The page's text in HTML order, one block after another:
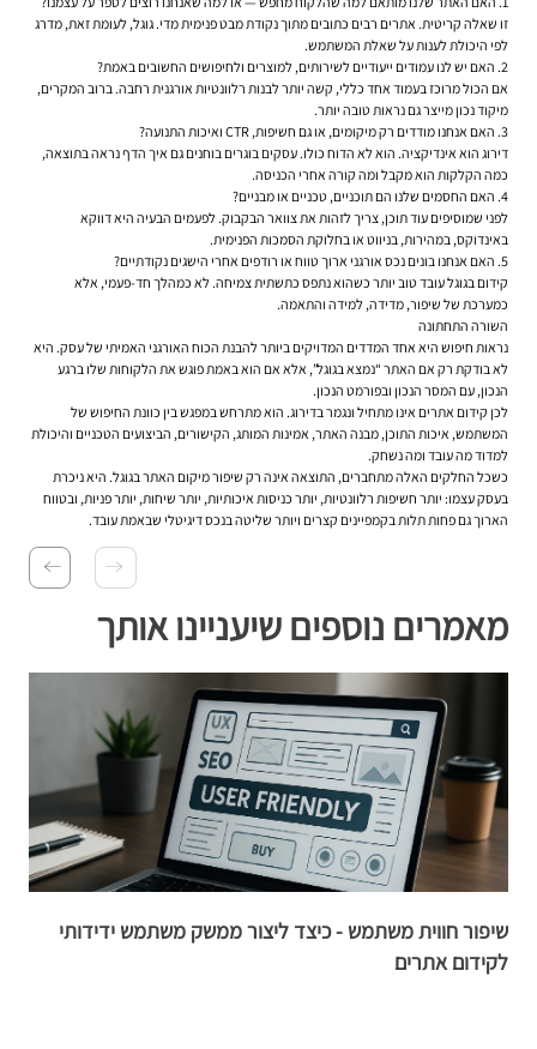
זו שאלה קריטית. אתרים רבים כתובים מתוך נקודת מבט פנימית מדי. גוגל, לעומת זאת, מדרג
לפי היכולת לענות על שאלת המשתמש.
2. האם יש לנו עמודים ייעודיים לשירותים, למוצרים ולחיפושים החשובים באמת?
אם הכול מרוכז בעמוד אחד כללי, קשה יותר לבנות רלוונטיות אורגנית רחבה. ברוב המקרים,
מיקוד נכון מייצר גם נראות טובה יותר.
3. האם אנחנו מודדים רק מיקומים, או גם חשיפות, CTR ואיכות התנועה?
דירוג הוא אינדיקציה. הוא לא הדוח כולו. עסקים בוגרים בוחנים גם איך הדף נראה בתוצאה,
כמה הקלקות הוא מקבל ומה קורה אחרי הכניסה.
4. האם החסמים שלנו הם תוכניים, טכניים או מבניים?
לפני שמוסיפים עוד תוכן, צריך לזהות את צוואר הבקבוק. לפעמים הבעיה היא דווקא
באינדוקס, במהירות, בניווט או בחלוקת הסמכות הפנימית.
5. האם אנחנו בונים נכס אורגני ארוך טווח או רודפים אחרי הישגים נקודתיים?
קידום בגוגל עובד טוב יותר כשהוא נתפס כתשתית צמיחה. לא כמהלך חד-פעמי, אלא
כמערכת של שיפור, מדידה, למידה והתאמה.
השורה התחתונה
נראות חיפוש היא אחד המדדים המדויקים ביותר להבנת הכוח האורגני האמיתי של עסק. היא
לא בודקת רק אם האתר “נמצא בגוגל”, אלא אם הוא באמת פוגש את הלקוחות שלו ברגע
הנכון, עם המסר הנכון ובפורמט הנכון.
לכן קידום אתרים אינו מתחיל ונגמר בדירוג. הוא מתרחש במפגש בין כוונת החיפוש של
המשתמש, איכות התוכן, מבנה האתר, אמינות המותג, הקישורים, הביצועים הטכניים והיכולת
למדוד מה עובד ומה נשחק.
כשכל החלקים האלה מתחברים, התוצאה אינה רק שיפור מיקום האתר בגוגל. היא ניכרת
בעסק עצמו: יותר חשיפות רלוונטיות, יותר כניסות איכותיות, יותר שיחות, יותר פניות, ובטווח
הארוך גם פחות תלות בקמפיינים קצרים ויותר שליטה בנכס דיגיטלי שבאמת עובד.
מאמרים נוספים שיעניינו אותך
שיפור חווית משתמש - כיצד ליצור ממשק משתמש ידידותי
לקידום אתרים